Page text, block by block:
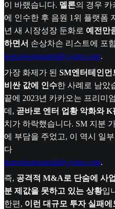
이 바랬습니다. 멜론의 경우 카
에 인수한 후 음원 1위 플랫폼
년 새 시장성장 둔화로 예전만
하면서 손상차손 리스트에 포
koreajoongangdaily.joins.com.
가장 화제가 된 SM엔터테인먼
비싼 값에 인수한 사례로 남았
끝에 2023년 카카오는 프리미
데, 곧바로 엔터 업황 악화와 K
치가 하락했습니다. SM 지분
에 부담을 주었고, 이 역시 일
다
koreajoongangdaily.joins.com.
즉, 공격적 M&A로 단숨에 사
분 제값을 못하고 있는 상황입
한편, 이런 대규모 투자 실패